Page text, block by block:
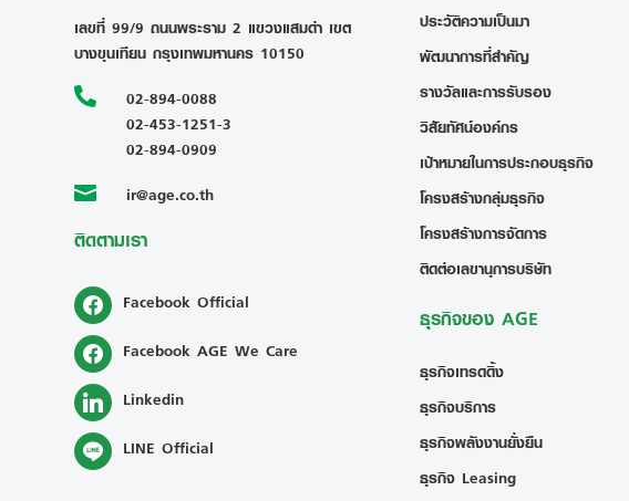
เลขที่ 99/9 ถนนพระราม 2 แขวงแสมดำ เขต
บางขุนเทียน กรุงเทพมหานคร 10150

02-894-0088
02-453-1251-3
02-894-0909
 ir@age.co.th
ติดตามเรา
Facebook Official
Facebook AGE We Care
Linkedin
LINE Official
ประวัติความเป็นมา
พัฒนาการที่สำคัญ
รางวัลและการรับรอง
วิสัยทัศน์องค์กร
เป้าหมายในการประกอบธุรกิจ
โครงสร้างกลุ่มธุรกิจ
โครงสร้างการจัดการ
ติดต่อเลขานุการบริษัท
ธุรกิจของ AGE
ธุรกิจเทรดดิ้ง
ธุรกิจบริการ
ธุรกิจพลังงานยั่งยืน
ธุรกิจ Leasing